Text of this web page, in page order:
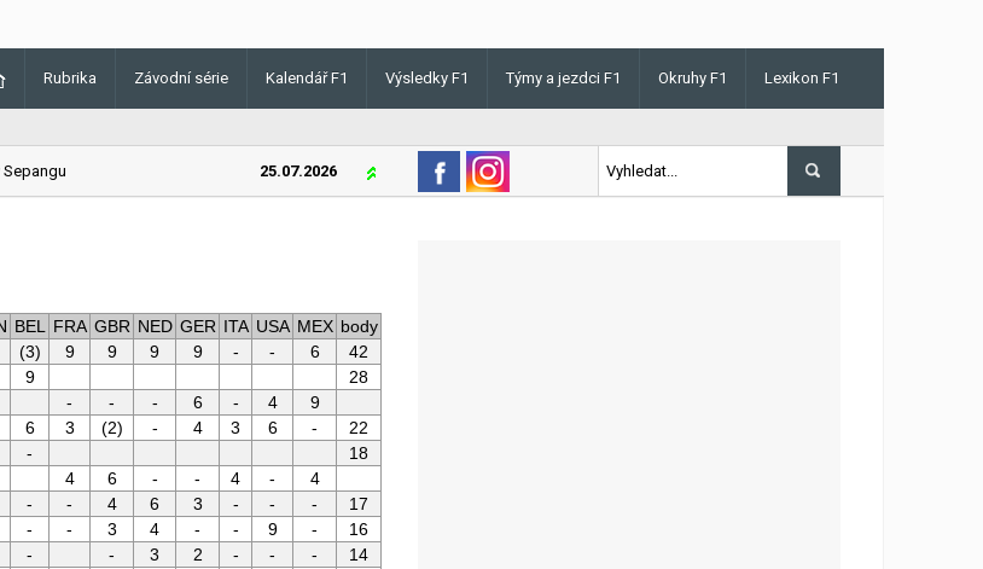
Rubrika Závodní série Kalendář F1 Výsledky F1 Týmy a jezdci F1 Okruhy F1 Lexikon F1
25.07.2026 Lando Norris v Maďarsku letos poprvé vyhrál kvalifikaci
BEL FRA GBR NED GER ITA USA MEX body
(3) 9 9 9 9 - - 6
42
9
28
- - - 6 - 4
9
6 3 (2) - 4 3 6 -
22
-
18
4 6 - - 4 -
4
- - 4 6 3 - - -
17
- - 3 4 - - 9 -
16
- - 3 2 - - -
14